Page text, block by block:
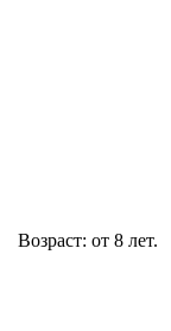
Возраст: от 8 лет.